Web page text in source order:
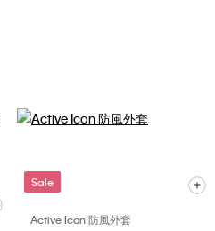
Sale
Active Icon 防風外套